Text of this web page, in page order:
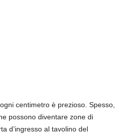
centimetro è prezioso. Spesso,
possono diventare zone di
d’ingresso al tavolino del